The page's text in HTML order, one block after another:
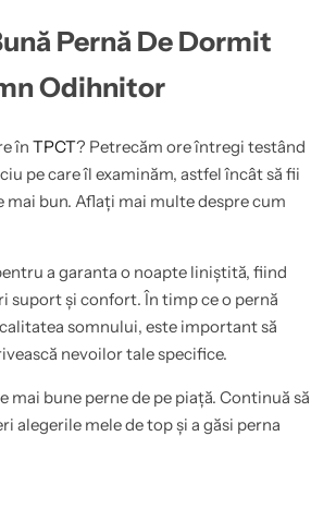
Pernă De Dormit
Odihnitor
în TPCT? Petrecăm ore întregi testând
pe care îl examinăm, astfel încât să fii
mai bun. Aflați mai multe despre cum
a garanta o noapte liniștită, fiind
suport și confort. În timp ce o pernă
somnului, este important să
nevoilor tale specifice.
mai bune perne de pe piață. Continuă să
alegerile mele de top și a găsi perna